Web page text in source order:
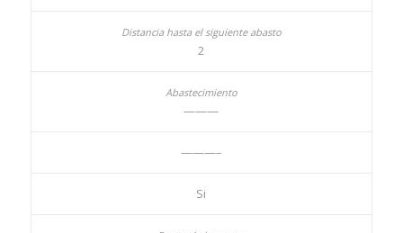
2
———
———–
Si